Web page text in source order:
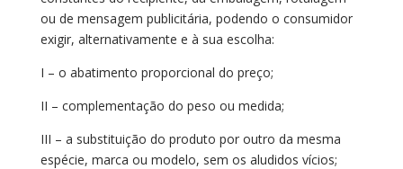
ou de mensagem publicitária, podendo o consumidor
exigir, alternativamente e à sua escolha:
I – o abatimento proporcional do preço;
II – complementação do peso ou medida;
III – a substituição do produto por outro da mesma
espécie, marca ou modelo, sem os aludidos vícios;